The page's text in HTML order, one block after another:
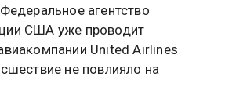
агентство
США уже проводит
United Airlines
не повлияло на